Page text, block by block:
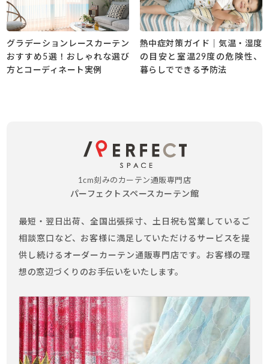
グラデーションレースカーテン
おすすめ5選！おしゃれな選び
方とコーディネート実例
熱中症対策ガイド｜気温・湿度
の目安と室温29度の危険性、
暮らしでできる予防法
1cm刻みのカーテン通販専門店
パーフェクトスペースカーテン館
最短・翌日出荷、全国出張採寸、土日祝も営業しているご
相談窓口など、お客様に満足していただけるサービスを提
供し続けるオーダーカーテン通販専門店です。お客様の理
想の窓辺づくりのお手伝いをいたします。